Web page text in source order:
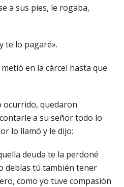
a sus pies, le rogaba,
te lo pagaré».
en la cárcel hasta que
ocurrido, quedaron
a su señor todo lo
lo llamó y le dijo:
deuda te la perdoné
debías tú también tener
como yo tuve compasión